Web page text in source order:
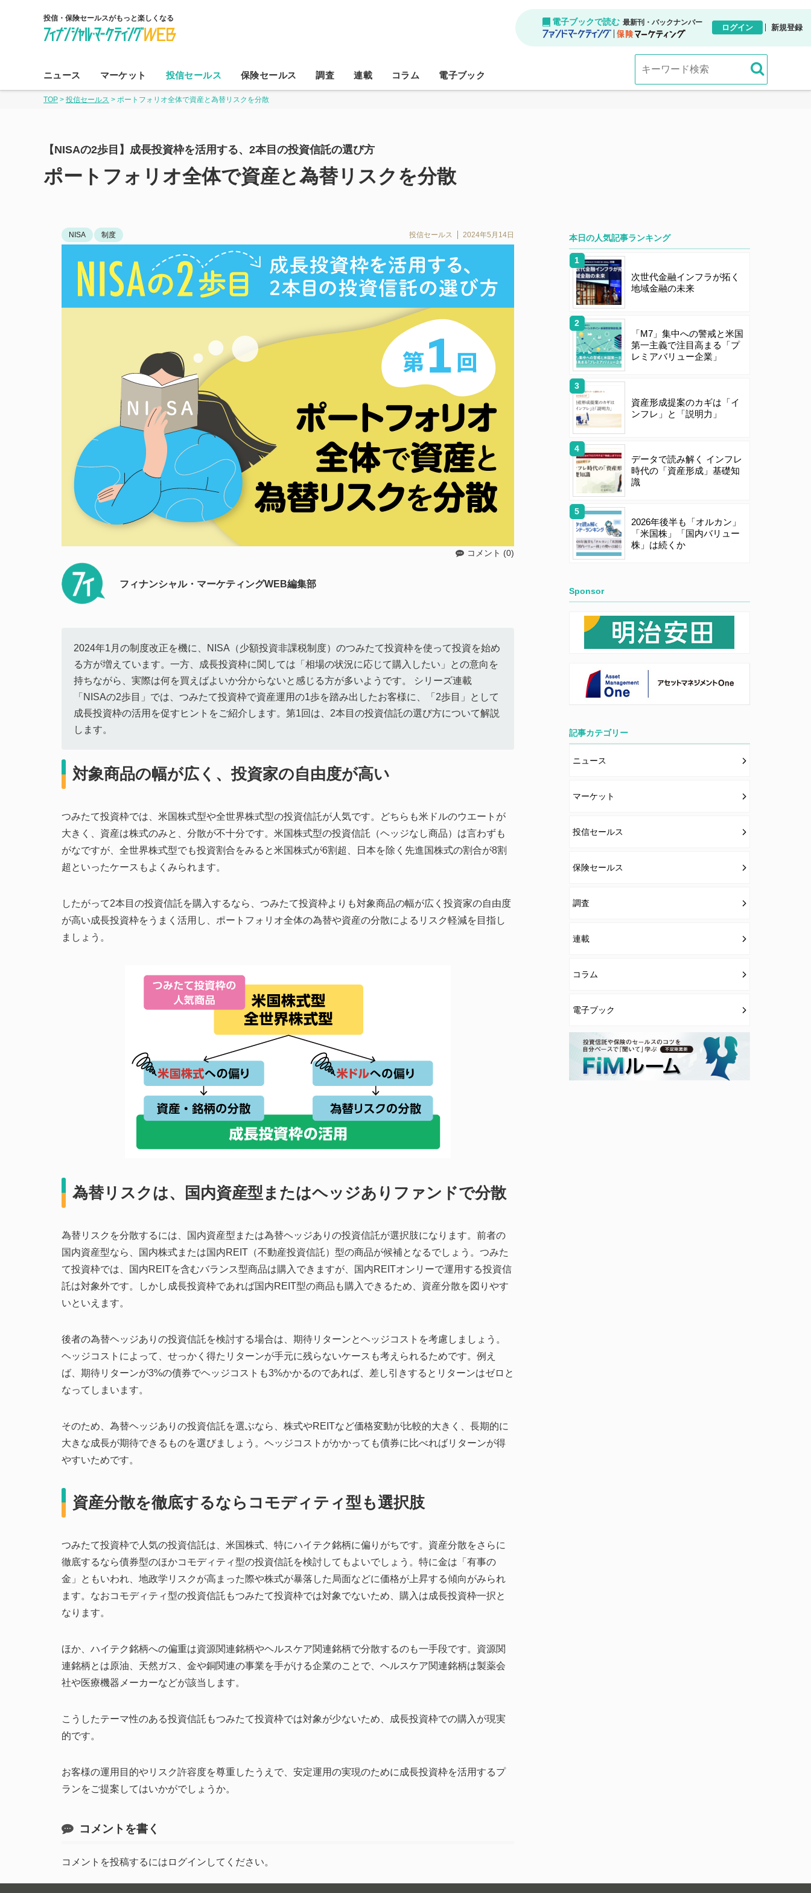
電子ブックで読む 最新刊・バックナンバー
ログイン 新規登録
投信・保険セールスがもっと楽しくなる
ニュース マーケット 投信セールス 保険セールス 調査 連載 コラム 電子ブック
TOP > 投信セールス > ポートフォリオ全体で資産と為替リスクを分散
【NISAの2歩目】成長投資枠を活用する、2本目の投資信託の選び方
ポートフォリオ全体で資産と為替リスクを分散
NISA 制度 投信セールス 2024年5月14日
コメント (0)
フィナンシャル・マーケティングWEB編集部
2024年1月の制度改正を機に、NISA（少額投資非課税制度）のつみたて投資枠を使って投資を始め
る方が増えています。一方、成長投資枠に関しては「相場の状況に応じて購入したい」との意向を
持ちながら、実際は何を買えばよいか分からないと感じる方が多いようです。 シリーズ連載
「NISAの2歩目」では、つみたて投資枠で資産運用の1歩を踏み出したお客様に、「2歩目」として
成長投資枠の活用を促すヒントをご紹介します。第1回は、2本目の投資信託の選び方について解説
します。
対象商品の幅が広く、投資家の自由度が高い
つみたて投資枠では、米国株式型や全世界株式型の投資信託が人気です。どちらも米ドルのウエートが
大きく、資産は株式のみと、分散が不十分です。米国株式型の投資信託（ヘッジなし商品）は言わずも
がなですが、全世界株式型でも投資割合をみると米国株式が6割超、日本を除く先進国株式の割合が8割
超といったケースもよくみられます。
したがって2本目の投資信託を購入するなら、つみたて投資枠よりも対象商品の幅が広く投資家の自由度
が高い成長投資枠をうまく活用し、ポートフォリオ全体の為替や資産の分散によるリスク軽減を目指し
ましょう。
為替リスクは、国内資産型またはヘッジありファンドで分散
為替リスクを分散するには、国内資産型または為替ヘッジありの投資信託が選択肢になります。前者の
国内資産型なら、国内株式または国内REIT（不動産投資信託）型の商品が候補となるでしょう。つみた
て投資枠では、国内REITを含むバランス型商品は購入できますが、国内REITオンリーで運用する投資信
託は対象外です。しかし成長投資枠であれば国内REIT型の商品も購入できるため、資産分散を図りやす
いといえます。
後者の為替ヘッジありの投資信託を検討する場合は、期待リターンとヘッジコストを考慮しましょう。
ヘッジコストによって、せっかく得たリターンが手元に残らないケースも考えられるためです。例え
ば、期待リターンが3%の債券でヘッジコストも3%かかるのであれば、差し引きするとリターンはゼロと
なってしまいます。
そのため、為替ヘッジありの投資信託を選ぶなら、株式やREITなど価格変動が比較的大きく、長期的に
大きな成長が期待できるものを選びましょう。ヘッジコストがかかっても債券に比べればリターンが得
やすいためです。
資産分散を徹底するならコモディティ型も選択肢
つみたて投資枠で人気の投資信託は、米国株式、特にハイテク銘柄に偏りがちです。資産分散をさらに
徹底するなら債券型のほかコモディティ型の投資信託を検討してもよいでしょう。特に金は「有事の
金」ともいわれ、地政学リスクが高まった際や株式が暴落した局面などに価格が上昇する傾向がみられ
ます。なおコモディティ型の投資信託もつみたて投資枠では対象でないため、購入は成長投資枠一択と
なります。
ほか、ハイテク銘柄への偏重は資源関連銘柄やヘルスケア関連銘柄で分散するのも一手段です。資源関
連銘柄とは原油、天然ガス、金や銅関連の事業を手がける企業のことで、ヘルスケア関連銘柄は製薬会
社や医療機器メーカーなどが該当します。
こうしたテーマ性のある投資信託もつみたて投資枠では対象が少ないため、成長投資枠での購入が現実
的です。
お客様の運用目的やリスク許容度を尊重したうえで、安定運用の実現のために成長投資枠を活用するプ
ランをご提案してはいかがでしょうか。
コメントを書く
コメントを投稿するには ログイン してください。
本日の人気記事ランキング
次世代金融インフラが拓く
地域金融の未来
「M7」集中への警戒と米国
第一主義で注目高まる「プ
レミアバリュー企業」
資産形成提案のカギは「イ
ンフレ」と「説明力」
データで読み解く インフレ
時代の「資産形成」基礎知
識
2026年後半も「オルカン」
「米国株」「国内バリュー
株」は続くか
Sponsor
記事カテゴリー
ニュース
マーケット
投信セールス
保険セールス
調査
連載
コラム
電子ブック